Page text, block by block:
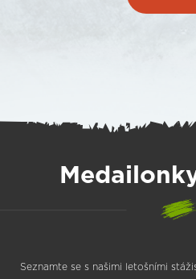
Seznamte se s našimi letošními